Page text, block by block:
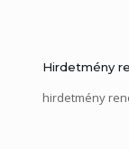
Hirdetmény
hirdetmény